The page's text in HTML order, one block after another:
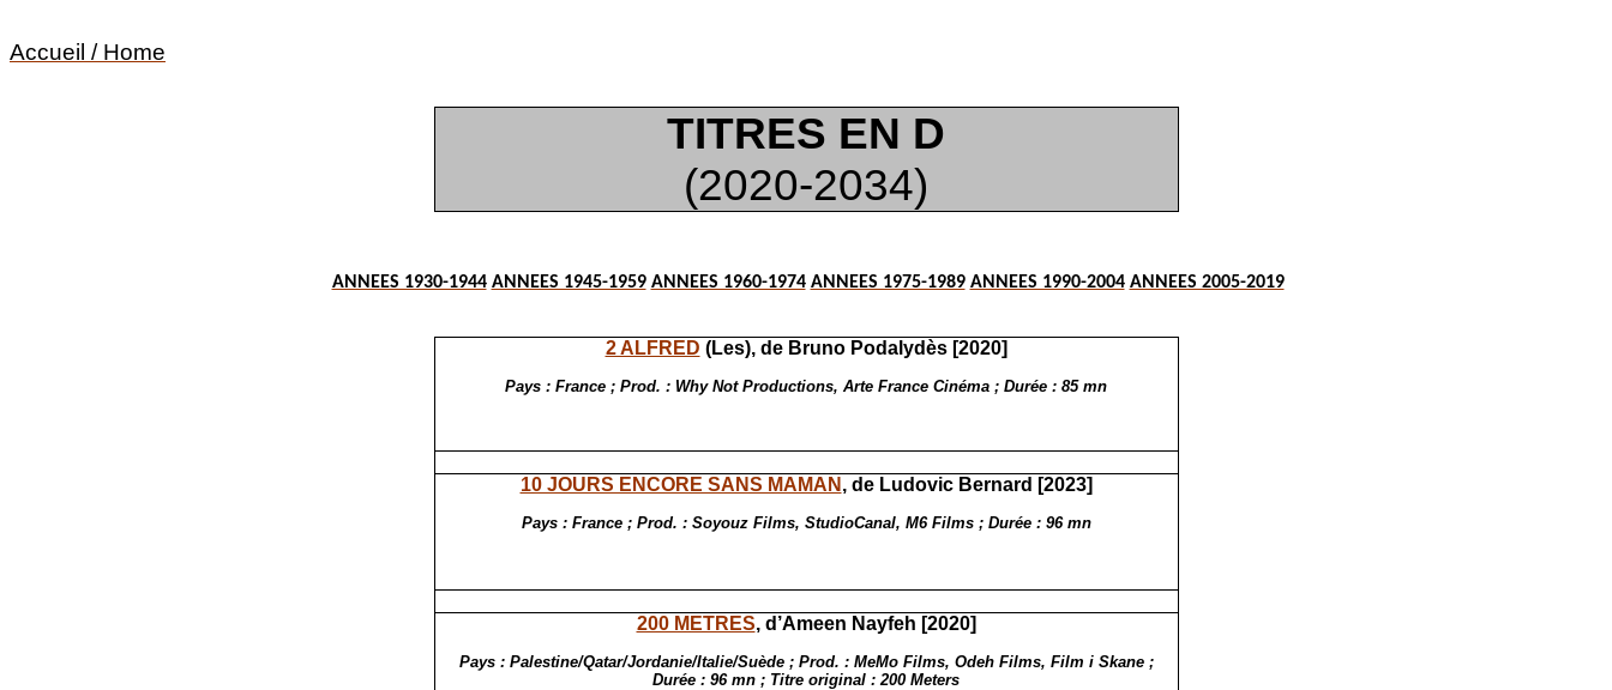
Accueil / Home
TITRES EN D
(2020-2034)
ANNEES 1930-1944 ANNEES 1945-1959 ANNEES 1960-1974 ANNEES 1975-1989 ANNEES 1990-2004 ANNEES 2005-2019
2 ALFRED (Les), de Bruno Podalydès [2020]
Pays : France ; Prod. : Why Not Productions, Arte France Cinéma ; Durée : 85 mn
10 JOURS ENCORE SANS MAMAN , de Ludovic Bernard [2023]
Pays : France ; Prod. : Soyouz Films, StudioCanal, M6 Films ; Durée : 96 mn
200 METRES, d’Ameen Nayfeh [2020]
Pays : Palestine/Qatar/Jordanie/Italie/Suède ; Prod. : MeMo Films, Odeh Films, Film i Skane ;
Durée : 96 mn ; Titre original : 200 Meters